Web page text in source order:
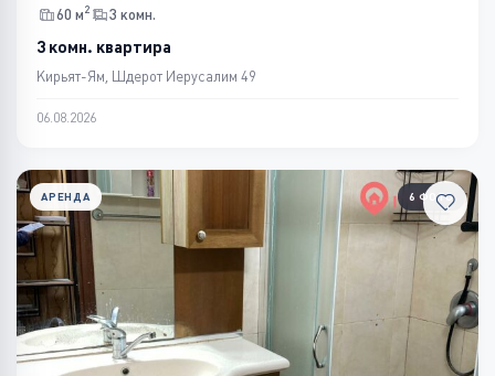
60 м2 3 комн.
3 комн. квартира
Кирьят-Ям, Шдерот Иерусалим 49
06.08.2026
6 ФОТО
АРЕНДА